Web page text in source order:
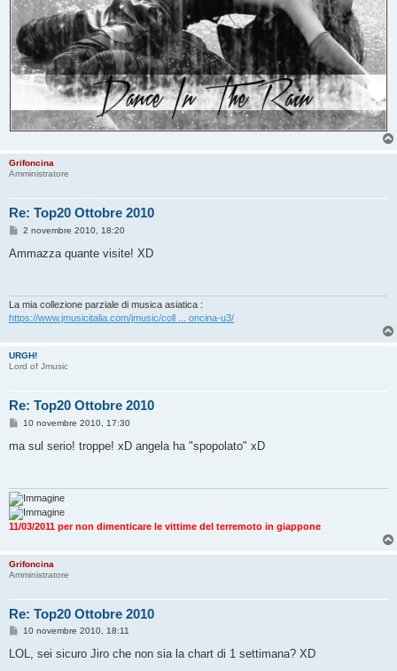
Grifoncina
Amministratore
Re: Top20 Ottobre 2010
M
s
i
o
2 novembre 2010, 18:20
Ammazza quante visite! XD
La mia collezione parziale di musica asiatica :
https://www.jmusicitalia.com/jmusic/coll ... oncina-u3/
URGH!
Lord of Jmusic
Re: Top20 Ottobre 2010
M
s
i
o
10 novembre 2010, 17:30
ma sul serio! troppe! xD angela ha "spopolato" xD
11/03/2011 per non dimenticare le vittime del terremoto in giappone
Grifoncina
Amministratore
Re: Top20 Ottobre 2010
M
s
10 novembre 2010, 18:11
LOL, sei sicuro Jiro che non sia la chart di 1 settimana? XD